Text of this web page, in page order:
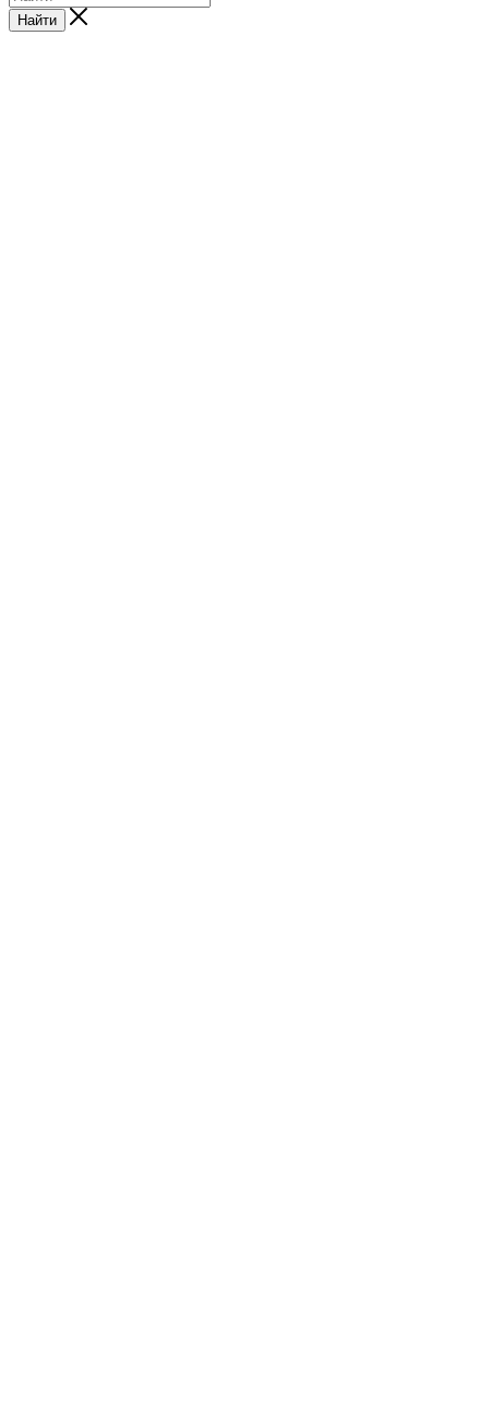
Найти